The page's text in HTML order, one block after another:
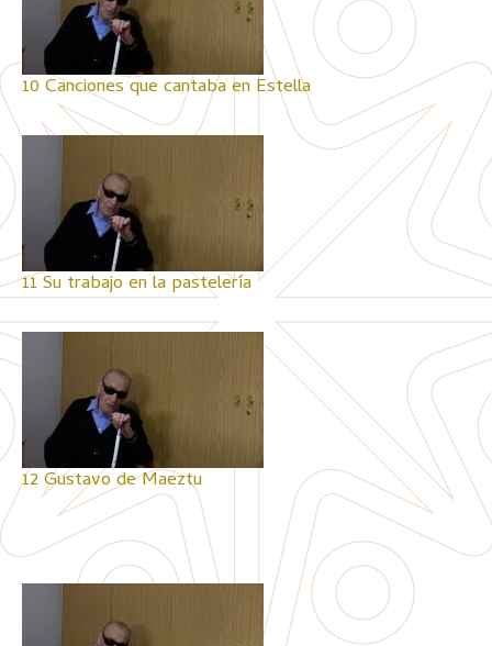
10 Canciones que cantaba en Estella
11 Su trabajo en la pastelería
12 Gustavo de Maeztu